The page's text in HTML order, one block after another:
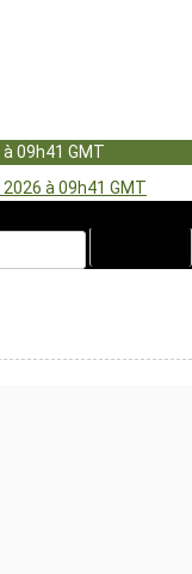
à 09h41 GMT
09h41 GMT